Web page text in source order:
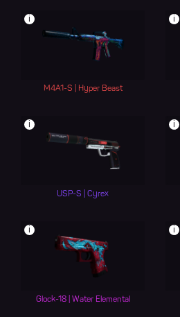
i
M4A1-S | Hyper Beast
i
i
USP-S | Cyrex
i
i
Glock-18 | Water Elemental
i